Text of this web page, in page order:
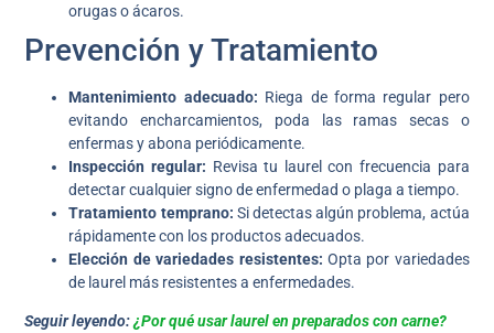
orugas o ácaros.
Prevención y Tratamiento
Mantenimiento adecuado: Riega de forma regular pero
evitando encharcamientos, poda las ramas secas o
enfermas y abona periódicamente.
Inspección regular: Revisa tu laurel con frecuencia para
detectar cualquier signo de enfermedad o plaga a tiempo.
Tratamiento temprano: Si detectas algún problema, actúa
rápidamente con los productos adecuados.
Elección de variedades resistentes: Opta por variedades
de laurel más resistentes a enfermedades.
Seguir leyendo:¿Por qué usar laurel en preparados con carne?